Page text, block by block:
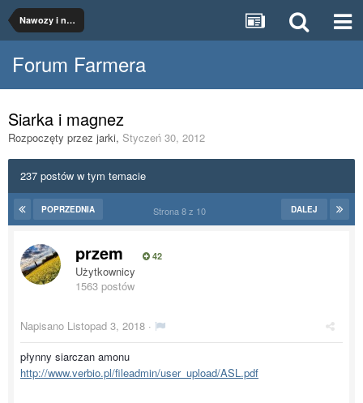
Nawozy i nawożenie
Forum Farmera
Siarka i magnez
Rozpoczęty przez jarki, Styczeń 30, 2012
237 postów w tym temacie
POPRZEDNIA DALEJ
Strona 8 z 10
przem 42
Użytkownicy
1563 postów
Napisano Listopad 3, 2018 ·
płynny siarczan amonu
http://www.verbio.pl/fileadmin/user_upload/ASL.pdf